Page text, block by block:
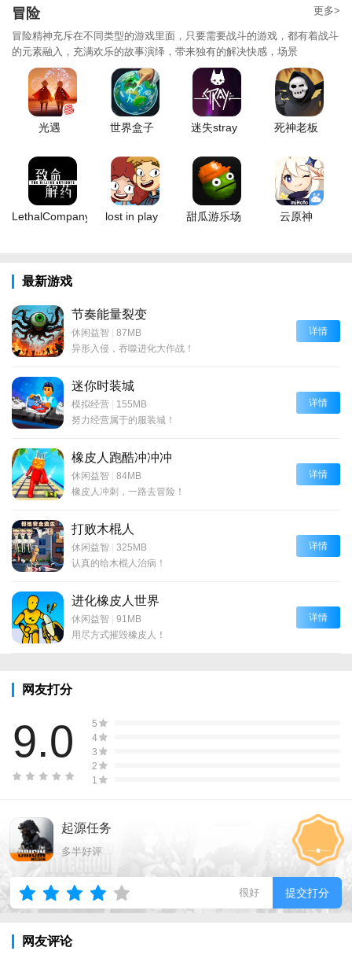
冒险 更多>
冒险精神充斥在不同类型的游戏里面，只要需要战斗的游戏，都有着战斗
的元素融入，充满欢乐的故事演绎，带来独有的解决快感，场景
光遇 世界盒子 迷失stray 死神老板
LethalCompany lost in play 甜瓜游乐场 云原神
最新游戏
节奏能量裂变
休闲益智 | 87MB
异形入侵，吞噬进化大作战！
详情
迷你时装城
模拟经营 | 155MB
努力经营属于的服装城！
详情
橡皮人跑酷冲冲冲
休闲益智 | 84MB
橡皮人冲刺，一路去冒险！
详情
打败木棍人
休闲益智 | 325MB
认真的给木棍人治病！
详情
进化橡皮人世界
休闲益智 | 91MB
用尽方式摧毁橡皮人！
详情
网友打分
9.0
5
4
3
2
1
起源任务
多半好评
很好 提交打分
网友评论